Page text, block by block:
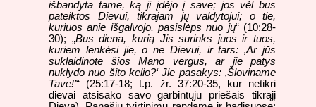
išbandyta tame, ką ji įdėjo į save; jos vėl bus
pateiktos Dievui, tikrajam jų valdytojui; o tie,
kuriuos anie išgalvojo, pasislėps nuo jų“ (10:28-
30); „Bus diena, kurią Jis surinks juos ir tuos,
kuriem lenkėsi jie, o ne Dievui, ir tars: ‚Ar jūs
suklaidinote šios Mano vergus, ar jie patys
nuklydo nuo šito kelio?‘ Jie pasakys: ‚Šloviname
Tave!’“ (25:17-18; t.p. žr. 37:20-35, kur netikri
dievai atsisako savo garbintųjų priešais tikrąjį